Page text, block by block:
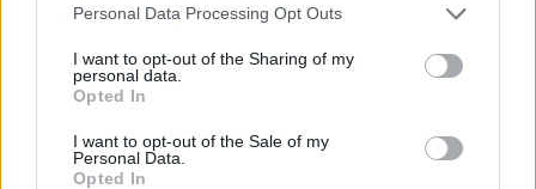
Personal Data Processing Opt Outs
I want to opt-out of the Sharing of my
personal data.
Opted In
I want to opt-out of the Sale of my
Personal Data.
Opted In
záróértékek közelében nyithat, a határidős indexek néhány
tized százalékos pluszt vetítenek előre. Makrogazdasági
adatok nem érkeznek, így a befektetők elsődlegesen az esti
Fed kamatdöntést figyelik. Az amerikai jegybank egyben
publikálni fogja a jegybank aktuális...